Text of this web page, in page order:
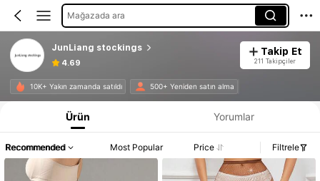
Mağazada ara
JunLiang stockings
4.69
Takip Et
211 Takipçiler
10K+ Yakın zamanda satıldı 500+ Yeniden satın alma
Ürün Yorumlar
Recommended Most Popular Price Filtrele